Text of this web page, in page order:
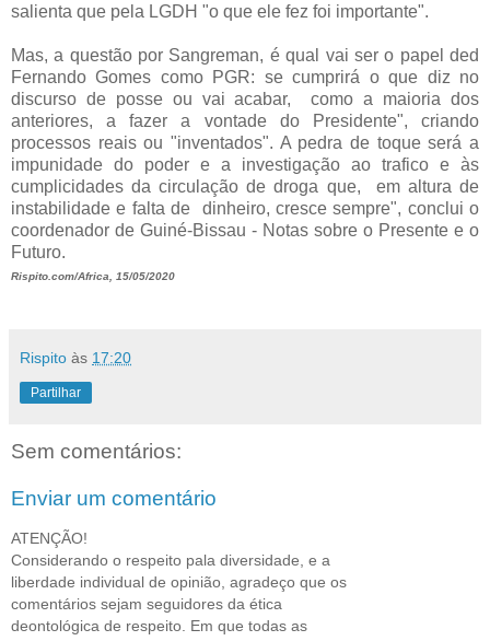
salienta que pela LGDH "o que ele fez foi importante".
Mas, a questão por Sangreman, é qual vai ser o papel ded
Fernando Gomes como PGR: se cumprirá o que diz no
discurso de posse ou vai acabar, como a maioria dos
anteriores, a fazer a vontade do Presidente", criando
processos reais ou "inventados". A pedra de toque será a
impunidade do poder e a investigação ao trafico e às
cumplicidades da circulação de droga que, em altura de
instabilidade e falta de dinheiro, cresce sempre", conclui o
coordenador de Guiné-Bissau - Notas sobre o Presente e o
Futuro.
Rispito.com/Africa, 15/05/2020
Rispito às 17:20
Partilhar
Sem comentários:
Enviar um comentário
ATENÇÃO!
Considerando o respeito pala diversidade, e a
liberdade individual de opinião, agradeço que os
comentários sejam seguidores da ética
deontológica de respeito. Em que todas as